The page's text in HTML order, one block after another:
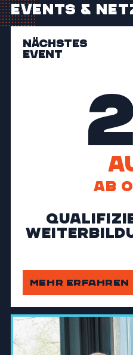
Events &
NÄCHSTES
EVENT
Ab
MEHR ERFAHREN